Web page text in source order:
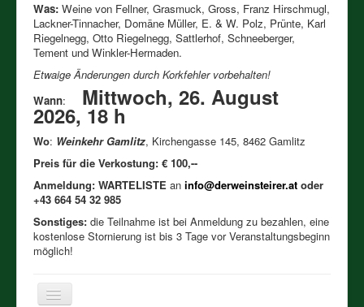
Was: Weine von Fellner, Grasmuck, Gross, Franz Hirschmugl,
Lackner-Tinnacher, Domäne Müller, E. & W. Polz, Prünte, Karl
Riegelnegg, Otto Riegelnegg, Sattlerhof, Schneeberger,
Tement und Winkler-Hermaden.
Etwaige Änderungen durch Korkfehler vorbehalten!
Wann: Mittwoch, 26. August
2026, 18 h
Wo: Weinkehr Gamlitz, Kirchengasse 145, 8462 Gamlitz
Preis für die Verkostung: € 100,--
Anmeldung: WARTELISTE an info@derweinsteirer.at oder
+43 664 54 32 985
Sonstiges: die Teilnahme ist bei Anmeldung zu bezahlen, eine
kostenlose Stornierung ist bis 3 Tage vor Veranstaltungsbeginn
möglich!
Toggle